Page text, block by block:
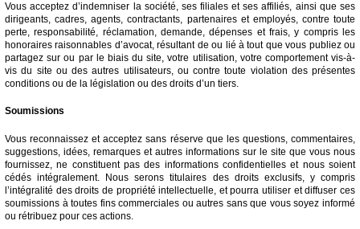
Vous acceptez d’indemniser la société, ses filiales et ses affiliés, ainsi que ses
dirigeants, cadres, agents, contractants, partenaires et employés, contre toute
perte, responsabilité, réclamation, demande, dépenses et frais, y compris les
honoraires raisonnables d’avocat, résultant de ou lié à tout que vous publiez ou
partagez sur ou par le biais du site, votre utilisation, votre comportement vis-à-
vis du site ou des autres utilisateurs, ou contre toute violation des présentes
conditions ou de la législation ou des droits d’un tiers.
Soumissions
Vous reconnaissez et acceptez sans réserve que les questions, commentaires,
suggestions, idées, remarques et autres informations sur le site que vous nous
fournissez, ne constituent pas des informations confidentielles et nous soient
cédés intégralement. Nous serons titulaires des droits exclusifs, y compris
l’intégralité des droits de propriété intellectuelle, et pourra utiliser et diffuser ces
soumissions à toutes fins commerciales ou autres sans que vous soyez informé
ou rétribuez pour ces actions.